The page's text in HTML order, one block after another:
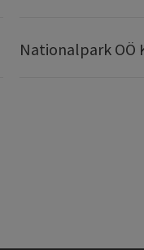
Nationalpark OÖ